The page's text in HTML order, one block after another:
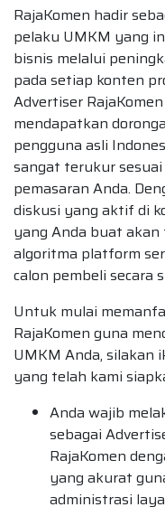
RajaKomen hadir
pelaku UMKM yang
bisnis melalui
pada setiap konten
Advertiser
mendapatkan
pengguna asli
sangat terukur
pemasaran Anda.
diskusi yang aktif di
yang Anda buat
algoritma platform
calon pembeli secara
Untuk mulai
RajaKomen guna
UMKM Anda, silakan
yang telah kami
Anda wajib
sebagai
RajaKomen
yang akurat
administrasi